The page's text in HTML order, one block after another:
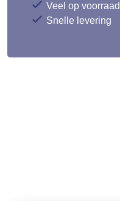
Veel op voorraad
Snelle levering